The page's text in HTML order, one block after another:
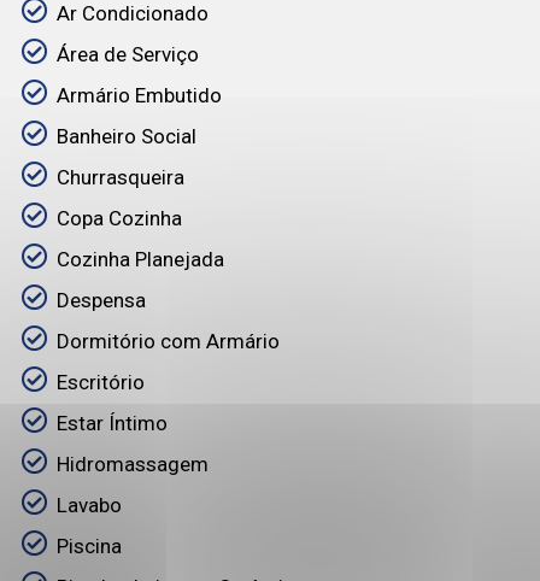
Ar Condicionado
Área de Serviço
Armário Embutido
Banheiro Social
Churrasqueira
Copa Cozinha
Cozinha Planejada
Despensa
Dormitório com Armário
Escritório
Estar Íntimo
Hidromassagem
Lavabo
Piscina